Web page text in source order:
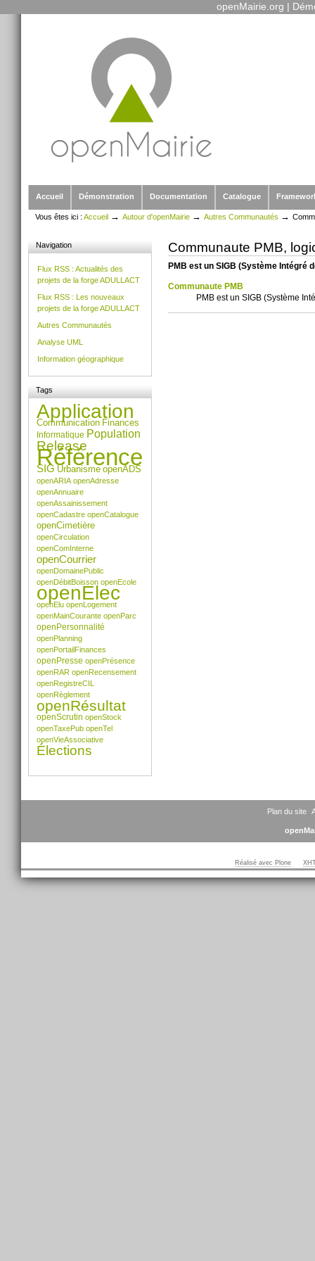
openMairie.org |
Accueil
Démonstration Documentation Catalogue
Vous êtes ici : Accueil → Autour d'openMairie → Autres Communautés →
Navigation
Flux RSS : Actualités des
projets de la forge ADULLACT
Flux RSS : Les nouveaux
projets de la forge ADULLACT
Autres Communautés
Analyse UML
Information géographique
Tags
Application
Communication Finances
Informatique Population
Release
Référence
SIG Urbanisme openADS
openARIA openAdresse
openAnnuaire
openAssainissement
openCadastre openCatalogue
openCimetière
openCirculation
openComInterne
openCourrier
openDomainePublic
openDébitBoisson openEcole
openElec
openElu openLogement
openMainCourante openParc
openPersonnalité
openPlanning
openPortailFinances
openPresse openPrésence
openRAR openRecensement
openRegistreCIL
openRèglement
openRésultat
openScrutin openStock
openTaxePub openTel
openVieAssociative
Élections
Communaute PMB,
PMB est un SIGB (Système Intégré
Communaute PMB
PMB est un SIGB (Système
Plan du site
Réalisé avec Plone